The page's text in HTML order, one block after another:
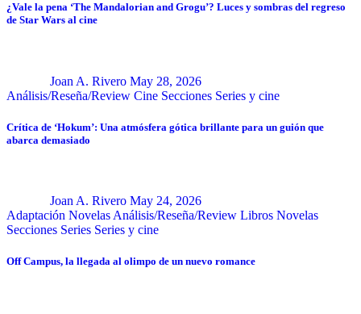
¿Vale la pena ‘The Mandalorian and Grogu’? Luces y sombras del regreso
de Star Wars al cine
Joan A. Rivero May 28, 2026
Análisis/Reseña/Review Cine Secciones Series y cine
Crítica de ‘Hokum’: Una atmósfera gótica brillante para un guión que
abarca demasiado
Joan A. Rivero May 24, 2026
Adaptación Novelas Análisis/Reseña/Review Libros Novelas
Secciones Series Series y cine
Off Campus, la llegada al olimpo de un nuevo romance